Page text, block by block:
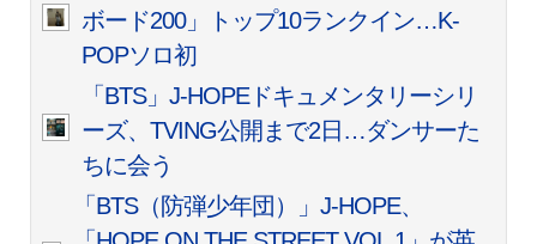
ボード200」トップ10ランクイン…K-
POPソロ初
「BTS」J-HOPEドキュメンタリーシリ
ーズ、TVING公開まで2日…ダンサーた
ちに会う
「BTS（防弾少年団）」J-HOPE、